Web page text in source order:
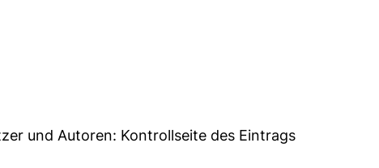
und Autoren: Kontrollseite des Eintrags